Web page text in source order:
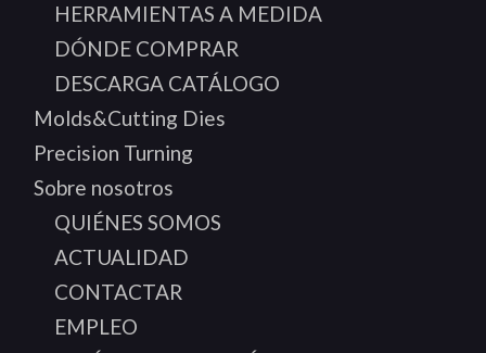
HERRAMIENTAS A MEDIDA
DÓNDE COMPRAR
DESCARGA CATÁLOGO
Molds&Cutting Dies
Precision Turning
Sobre nosotros
QUIÉNES SOMOS
ACTUALIDAD
CONTACTAR
EMPLEO